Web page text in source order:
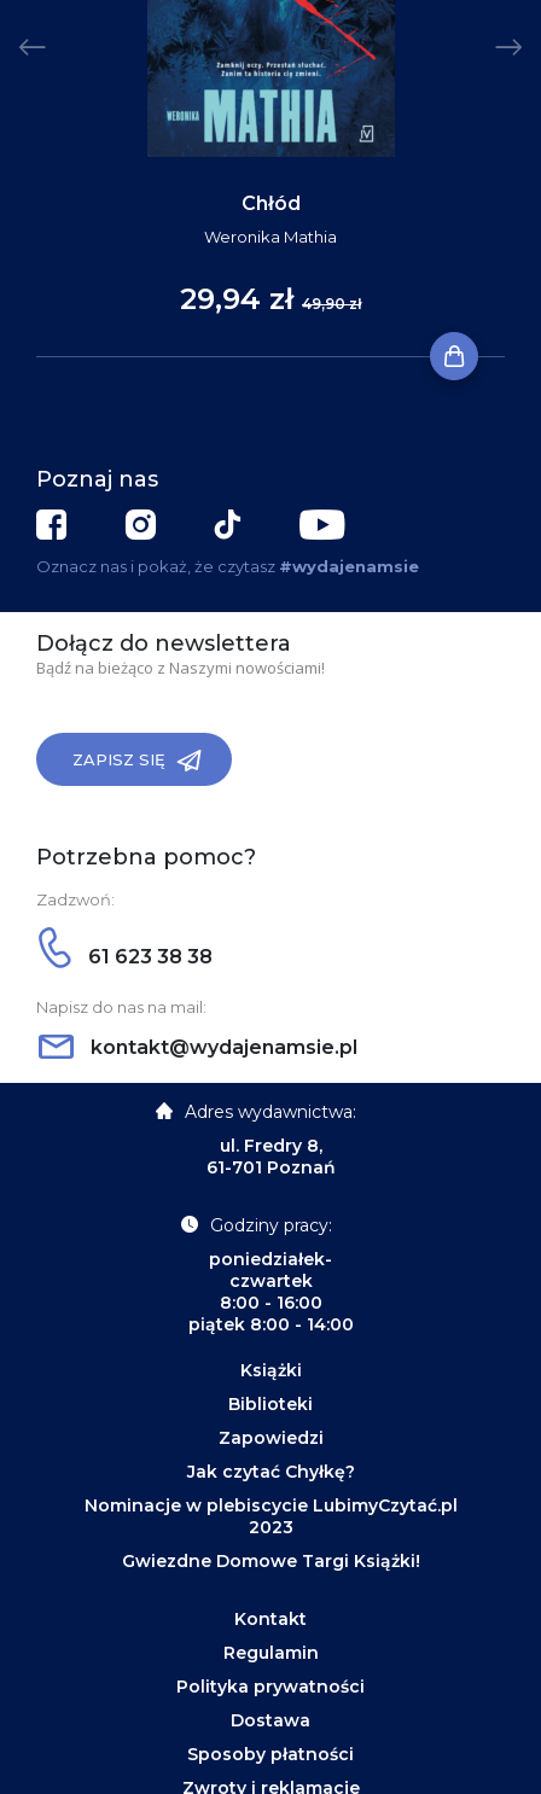
Chłód
Weronika Mathia
29,94 zł 49,90 zł
Poznaj nas
Oznacz nas i pokaż, że czytasz #wydajenamsie
Dołącz do newslettera
Bądź na bieżąco z Naszymi nowościami!
ZAPISZ SIĘ
Potrzebna pomoc?
Zadzwoń:
61 623 38 38
Napisz do nas na mail:
kontakt@wydajenamsie.pl
Adres wydawnictwa:
ul. Fredry 8,
61-701 Poznań
Godziny pracy:
poniedziałek-
czwartek
8:00 - 16:00
piątek 8:00 - 14:00
Książki
Biblioteki
Zapowiedzi
Jak czytać Chyłkę?
Nominacje w plebiscycie LubimyCzytać.pl
2023
Gwiezdne Domowe Targi Książki!
Kontakt
Regulamin
Polityka prywatności
Dostawa
Sposoby płatności
Zwroty i reklamacje